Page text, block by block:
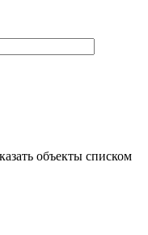
объекты списком